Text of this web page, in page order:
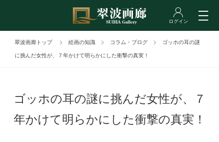
翠波画廊トップ 絵画の知識 コラム・ブログ ゴッホの耳の謎
に挑んだ女性が、７年かけて明らかにした衝撃の真実！
ゴッホの耳の謎に挑んだ女性が、７
年かけて明らかにした衝撃の真実！